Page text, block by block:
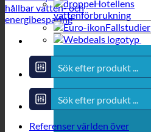
Referenser världen över
Hotellens
vattenförbrukning
Fallstudier